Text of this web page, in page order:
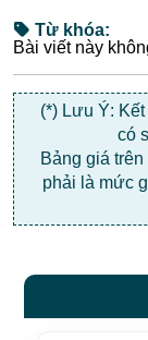
Từ khóa:
Bài viết này
(*) Lưu Ý:
có
Bảng giá
phải là mức